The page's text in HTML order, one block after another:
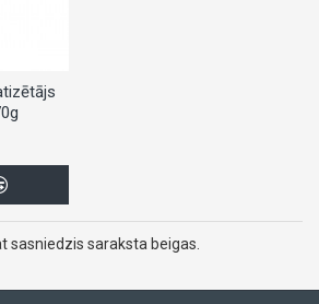
sasniedzis saraksta beigas.